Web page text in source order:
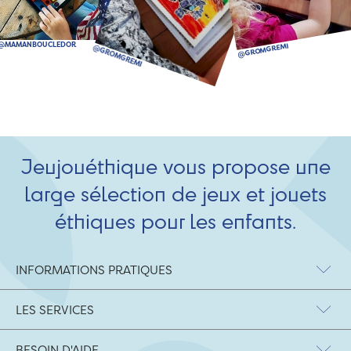
Jeujouéthique vous propose une
large sélection de jeux et jouets
éthiques pour les enfants.
INFORMATIONS PRATIQUES
LES SERVICES